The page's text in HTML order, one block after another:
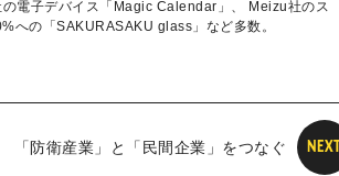
電子デバイス「Magic Calendar」、 Meizu社のス
への「SAKURASAKU glass」など多数。
NEXT
「防衛産業」と「民間企業」をつなぐ